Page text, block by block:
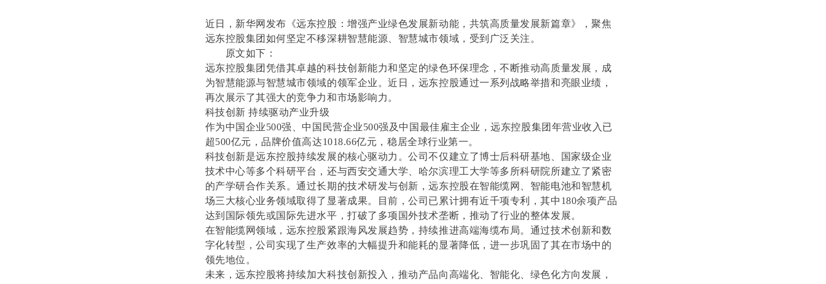
近日，新华网发布《远东控股：增强产业绿色发展新动能，共筑高质量发展新篇章》，聚焦
远东控股集团如何坚定不移深耕智慧能源、智慧城市领域，受到广泛关注。
原文如下：
远东控股集团凭借其卓越的科技创新能力和坚定的绿色环保理念，不断推动高质量发展，成
为智慧能源与智慧城市领域的领军企业。近日，远东控股通过一系列战略举措和亮眼业绩，
再次展示了其强大的竞争力和市场影响力。
科技创新 持续驱动产业升级
作为中国企业500强、中国民营企业500强及中国最佳雇主企业，远东控股集团年营业收入已
超500亿元，品牌价值高达1018.66亿元，稳居全球行业第一。
科技创新是远东控股持续发展的核心驱动力。公司不仅建立了博士后科研基地、国家级企业
技术中心等多个科研平台，还与西安交通大学、哈尔滨理工大学等多所科研院所建立了紧密
的产学研合作关系。通过长期的技术研发与创新，远东控股在智能缆网、智能电池和智慧机
场三大核心业务领域取得了显著成果。目前，公司已累计拥有近千项专利，其中180余项产品
达到国际领先或国际先进水平，打破了多项国外技术垄断，推动了行业的整体发展。
在智能缆网领域，远东控股紧跟海风发展趋势，持续推进高端海缆布局。通过技术创新和数
字化转型，公司实现了生产效率的大幅提升和能耗的显著降低，进一步巩固了其在市场中的
领先地位。
未来，远东控股将持续加大科技创新投入，推动产品向高端化、智能化、绿色化方向发展，